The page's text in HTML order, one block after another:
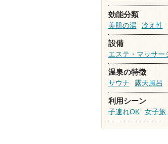
効能分類
美肌の湯
冷え性
設備
エステ・マッサー
温泉の特徴
サウナ
露天風呂
利用シーン
子連れOK
女子旅